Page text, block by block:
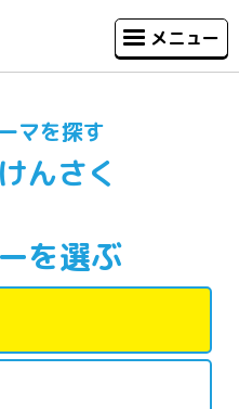
メニュー
マを探す
んさく
を選ぶ